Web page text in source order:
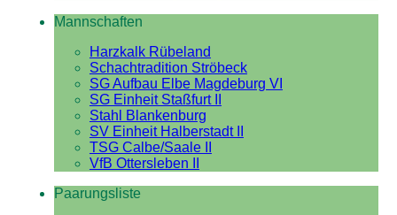
Mannschaften
Harzkalk Rübeland
Schachtradition Ströbeck
SG Aufbau Elbe Magdeburg VI
SG Einheit Staßfurt II
Stahl Blankenburg
SV Einheit Halberstadt II
TSG Calbe/Saale II
VfB Ottersleben II
Paarungsliste